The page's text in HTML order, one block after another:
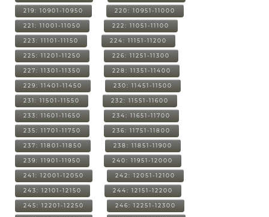
219: 10901-10950 220: 10951-11000
221: 11001-11050 222: 11051-11100
223: 11101-11150 224: 11151-11200
225: 11201-11250 226: 11251-11300
227: 11301-11350 228: 11351-11400
229: 11401-11450 230: 11451-11500
231: 11501-11550 232: 11551-11600
233: 11601-11650 234: 11651-11700
235: 11701-11750 236: 11751-11800
237: 11801-11850 238: 11851-11900
239: 11901-11950 240: 11951-12000
241: 12001-12050 242: 12051-12100
243: 12101-12150 244: 12151-12200
245: 12201-12250 246: 12251-12300